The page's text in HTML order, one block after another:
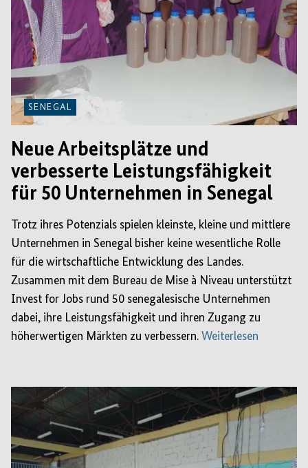
SENEGAL
Neue Arbeitsplätze und
verbesserte Leistungsfähigkeit
für 50 Unternehmen in Senegal
Trotz ihres Potenzials spielen kleinste, kleine und mittlere
Unternehmen in Senegal bisher keine wesentliche Rolle
für die wirtschaftliche Entwicklung des Landes.
Zusammen mit dem Bureau de Mise à Niveau unterstützt
Invest for Jobs rund 50 senegalesische Unternehmen
dabei, ihre Leistungsfähigkeit und ihren Zugang zu
höherwertigen Märkten zu verbessern. Weiterlesen